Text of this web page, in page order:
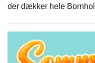
der dækker hele